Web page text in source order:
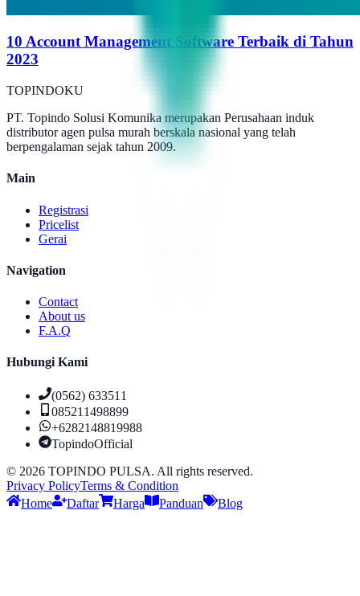
10 Account Management Software Terbaik di Tahun
2023
TOPINDOKU
PT. Topindo Solusi Komunika merupakan Perusahaan induk
distributor agen pulsa murah berskala nasional yang telah
berpengalaman sejak tahun 2009.
Main
Registrasi
Pricelist
Gerai
Navigation
Contact
About us
F.A.Q
Hubungi Kami
(0562) 633511
085211498899
+6282148819988
TopindoOfficial
© 2026 TOPINDO PULSA. All rights reserved.
Privacy PolicyTerms & Condition
Home
Daftar Harga Panduan Blog